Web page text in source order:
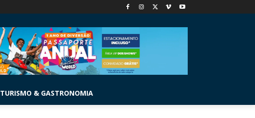
TURISMO & GASTRONOMIA